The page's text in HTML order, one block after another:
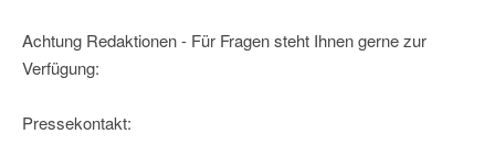
Achtung Redaktionen - Für Fragen steht Ihnen gerne zur
Verfügung:
Pressekontakt: